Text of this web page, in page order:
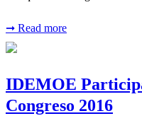
➞ Read more
IDEMOE
Congreso 2016